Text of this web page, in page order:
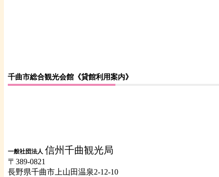
千曲市総合観光会館《貸館利用案内》
一般社団法人 信州千曲観光局
〒389-0821
長野県千曲市上山田温泉2-12-10